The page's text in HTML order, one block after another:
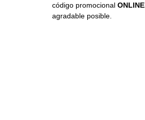
código promocional ONLINE
agradable posible.